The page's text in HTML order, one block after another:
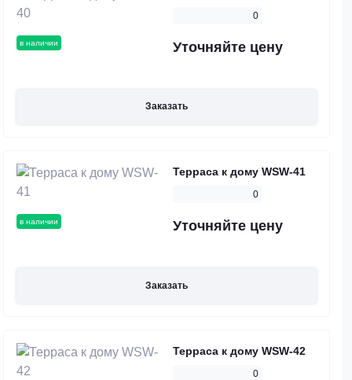
в наличии
0
Уточняйте цену
Заказать
в наличии
Терраса к дому WSW-41
0
Уточняйте цену
Заказать
Терраса к дому WSW-42
0